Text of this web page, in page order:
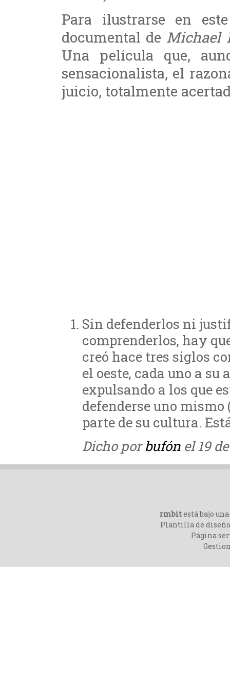
Para ilustrarse en
documental de Michael
Una película que,
sensacionalista, el
juicio, totalmente
Sin defenderlos ni
comprenderlos, hay
creó hace tres siglos
el oeste, cada uno a
expulsando a los que
defenderse uno
parte de su cultura.
Dicho porbufón el 19
rmbitestá bajo una
Plantilla de
Página